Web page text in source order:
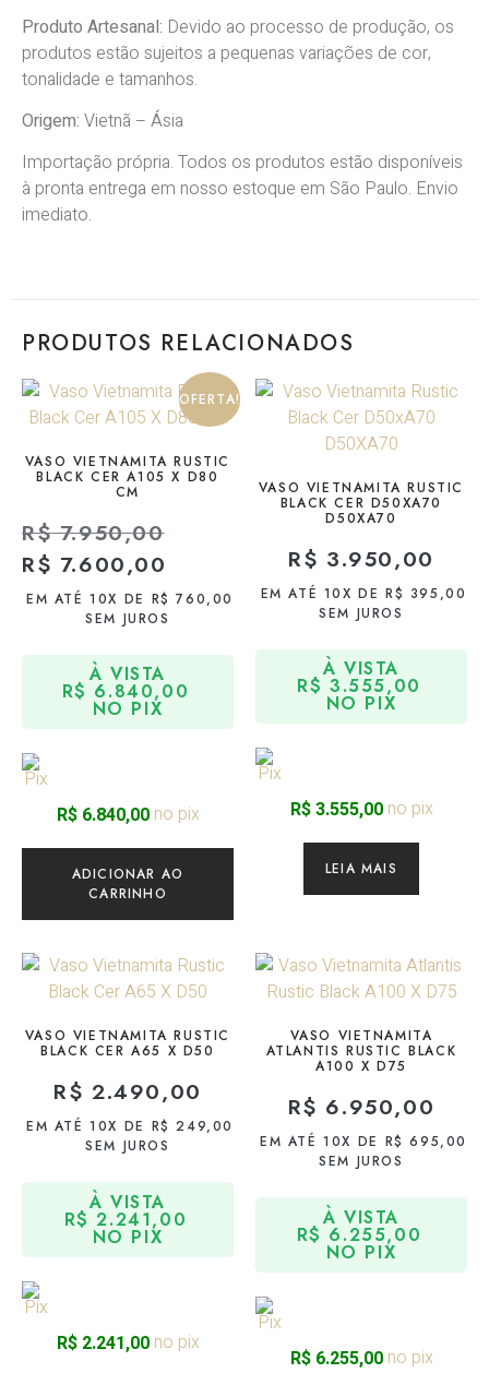
Produto Artesanal: Devido ao processo de produção, os
produtos estão sujeitos a pequenas variações de cor,
tonalidade e tamanhos.
Origem: Vietnã – Ásia
Importação própria. Todos os produtos estão disponíveis
à pronta entrega em nosso estoque em São Paulo. Envio
imediato.
PRODUTOS RELACIONADOS
OFERTA!
VASO VIETNAMITA RUSTIC
BLACK CER A105 X D80
CM
R$7.950,00
R$ 7.600,00
EM ATÉ 10X DE R$ 760,00
SEM JUROS
À VISTA
R$ 6.840,00
NO PIX
R$6.840,00no pix
ADICIONAR AO
CARRINHO
VASO VIETNAMITA RUSTIC
BLACK CER D50XA70
D50XA70
R$ 3.950,00
EM ATÉ 10X DE R$ 395,00
SEM JUROS
À VISTA
R$ 3.555,00
NO PIX
R$3.555,00no pix
LEIA MAIS
VASO VIETNAMITA RUSTIC
BLACK CER A65 X D50
R$ 2.490,00
EM ATÉ 10X DE R$ 249,00
SEM JUROS
À VISTA
R$ 2.241,00
NO PIX
R$2.241,00no pix
VASO VIETNAMITA
ATLANTIS RUSTIC BLACK
A100 X D75
R$ 6.950,00
EM ATÉ 10X DE R$ 695,00
SEM JUROS
À VISTA
R$ 6.255,00
NO PIX
R$6.255,00no pix